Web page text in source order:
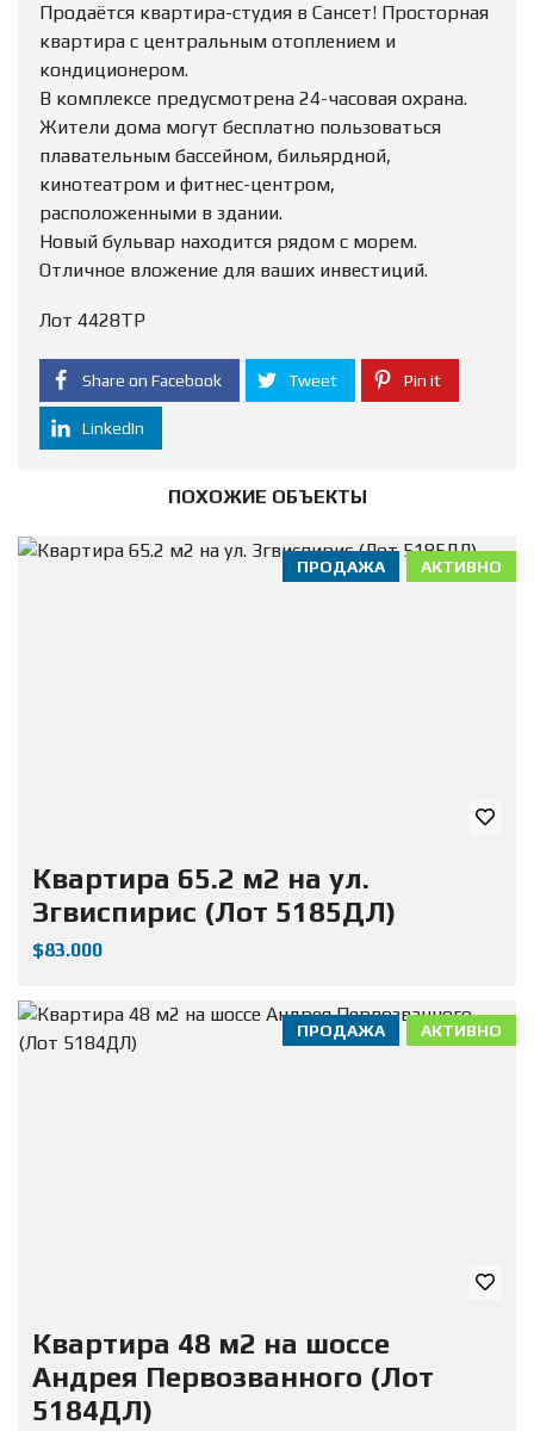
Продаётся квартира-студия в Сансет! Просторная
квартира с центральным отоплением и
кондиционером.
В комплексе предусмотрена 24-часовая охрана.
Жители дома могут бесплатно пользоваться
плавательным бассейном, бильярдной,
кинотеатром и фитнес-центром,
расположенными в здании.
Новый бульвар находится рядом с морем.
Отличное вложение для ваших инвестиций.
Лот 4428ТР
Share on Facebook Tweet Pin it
LinkedIn
ПОХОЖИЕ ОБЪЕКТЫ
АКТИВНО
ПРОДАЖА
Квартира 65.2 м2 на ул.
Згвиспирис (Лот 5185ДЛ)
$83.000
АКТИВНО
ПРОДАЖА
Квартира 48 м2 на шоссе
Андрея Первозванного (Лот
5184ДЛ)